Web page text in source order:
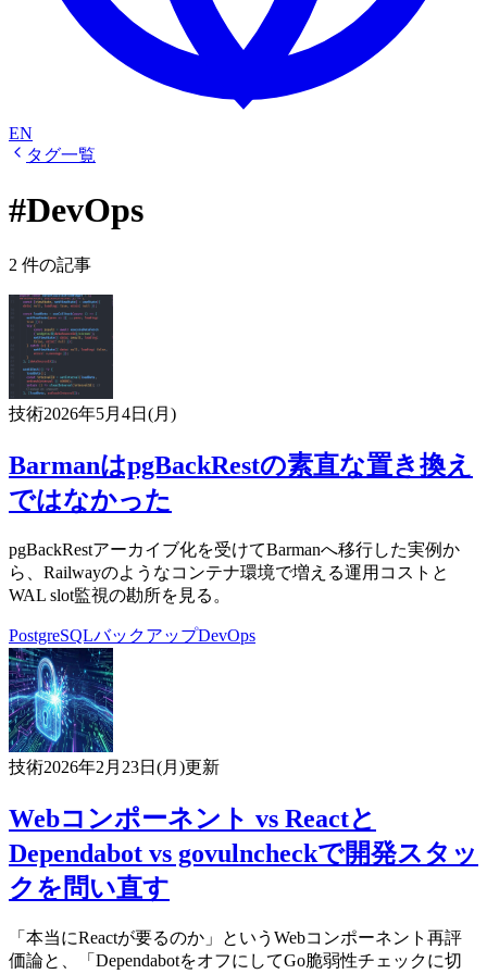
EN
タグ一覧
#DevOps
2 件の記事
技術2026年5月4日(月)
BarmanはpgBackRestの素直な置き換え
ではなかった
pgBackRestアーカイブ化を受けてBarmanへ移行した実例か
ら、Railwayのようなコンテナ環境で増える運用コストと
WAL slot監視の勘所を見る。
PostgreSQLバックアップDevOps
技術2026年2月23日(月)更新
Webコンポーネント vs Reactと
Dependabot vs govulncheckで開発スタッ
クを問い直す
「本当にReactが要るのか」というWebコンポーネント再評
価論と、「DependabotをオフにしてGo脆弱性チェックに切